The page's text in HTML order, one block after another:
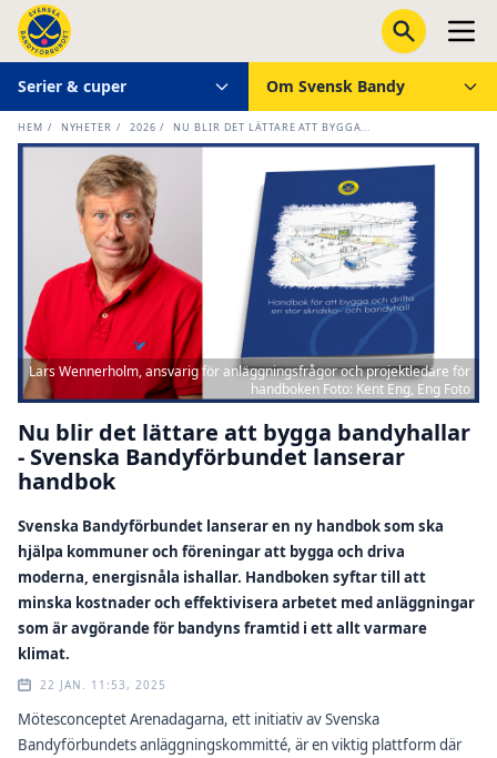
Serier & cuper Om Svensk Bandy
HEM / NYHETER / 2026 / NU BLIR DET LÄTTARE ATT BYGGA...
Lars Wennerholm, ansvarig för anläggningsfrågor och projektledare för
handboken Foto: Kent Eng, Eng Foto
Nu blir det lättare att bygga bandyhallar
- Svenska Bandyförbundet lanserar
handbok
Svenska Bandyförbundet lanserar en ny handbok som ska
hjälpa kommuner och föreningar att bygga och driva
moderna, energisnåla ishallar. Handboken syftar till att
minska kostnader och effektivisera arbetet med anläggningar
som är avgörande för bandyns framtid i ett allt varmare
klimat.
22 JAN. 11:53, 2025
Mötesconceptet Arenadagarna, ett initiativ av Svenska
Bandyförbundets anläggningskommitté, är en viktig plattform där